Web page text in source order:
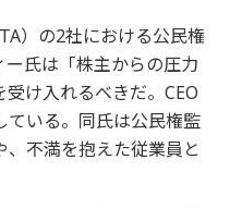
）の2社における公民権
氏は「株主からの圧力
け入れるべきだ。CEO
いる。同氏は公民権監
不満を抱えた従業員と